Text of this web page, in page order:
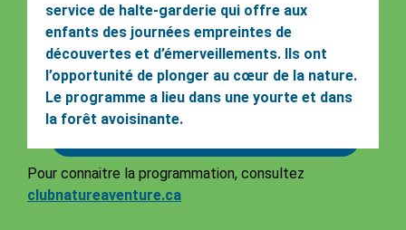
service de halte-garderie qui offre aux
enfants des journées empreintes de
découvertes et d’émerveillements. Ils ont
l’opportunité de plonger au cœur de la nature.
Le programme a lieu dans une yourte et dans
la forêt avoisinante.
Pour connaitre la programmation, consultez
clubnatureaventure.ca